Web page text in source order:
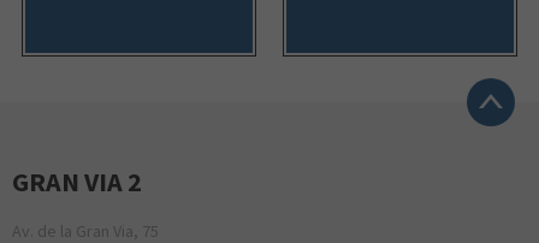
GRAN VIA 2
Av. de la Gran Via, 75